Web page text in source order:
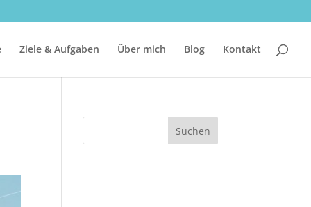
Ziele & Aufgaben Über mich Blog Kontakt
Suchen